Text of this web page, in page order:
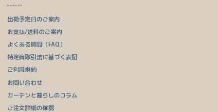
出荷予定日のご案内
お支払/送料のご案内
よくある質問（FAQ）
特定商取引法に基づく表記
ご利用規約
お問い合わせ
カーテンと暮らしのコラム
ご注文詳細の確認